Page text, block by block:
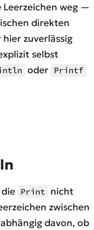
Leerzeichen weg —
direkten
zuverlässig
selbst
oder Printf
Print nicht
zwischen
davon, ob